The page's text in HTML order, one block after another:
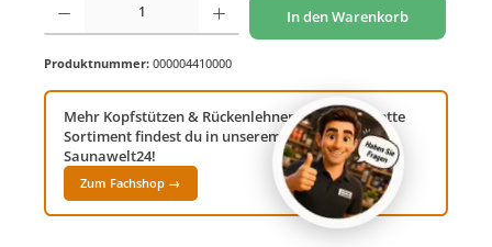
In den Warenkorb
Produktnummer: 000004410000
Mehr Kopfstützen & Rückenlehnen? Das komplette
Sortiment findest du in unserem Fachshop
Saunawelt24!
Zum Fachshop →